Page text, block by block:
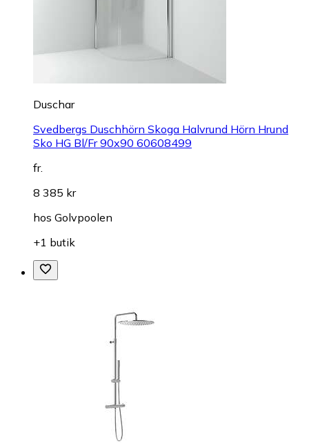
Duschar
Svedbergs Duschhörn Skoga Halvrund Hörn Hrund
Sko HG Bl/Fr 90x90 60608499
fr.
8 385 kr
hos Golvpoolen
+1 butik